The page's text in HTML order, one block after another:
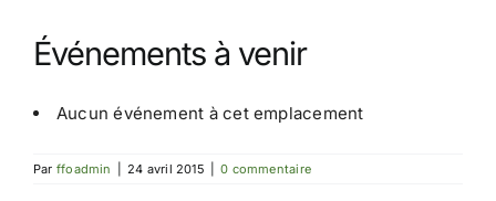
Événements à venir
Aucun événement à cet emplacement
Par ffoadmin 24 avril 2015 0 commentaire